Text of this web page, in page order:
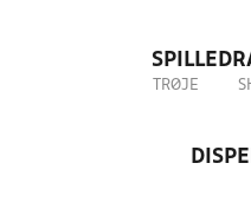
TRØJE